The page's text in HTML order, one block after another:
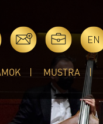
EN
MUSTRA